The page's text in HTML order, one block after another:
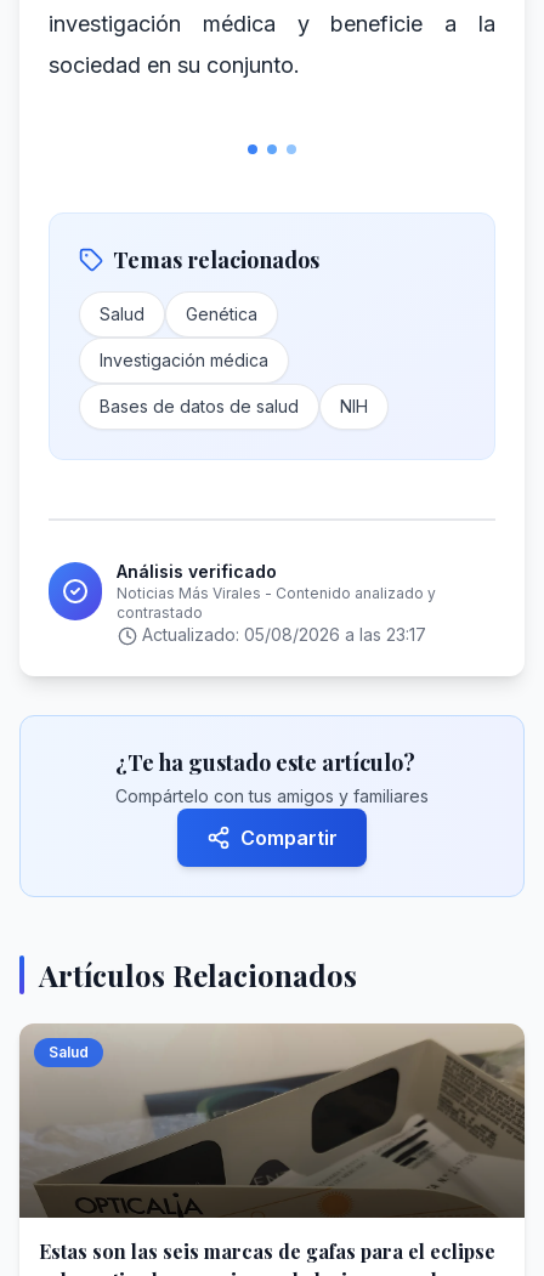
investigación médica y beneficie a la
sociedad en su conjunto.
Temas relacionados
Salud Genética
Investigación médica
Bases de datos de salud NIH
Análisis verificado
Noticias Más Virales - Contenido analizado y
contrastado
Actualizado: 05/08/2026 a las 23:17
¿Te ha gustado este artículo?
Compártelo con tus amigos y familiares
Compartir
Artículos Relacionados
Salud
Estas son las seis marcas de gafas para el eclipse